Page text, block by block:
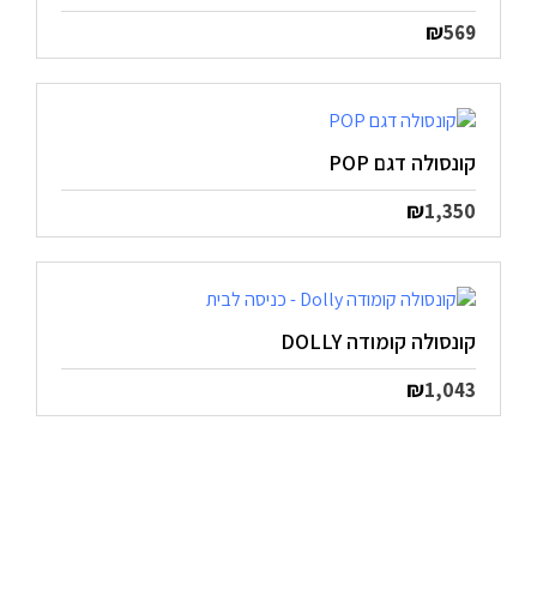
₪569
קונסולה דגם POP
₪1,350
קונסולה קומודה DOLLY
₪1,043